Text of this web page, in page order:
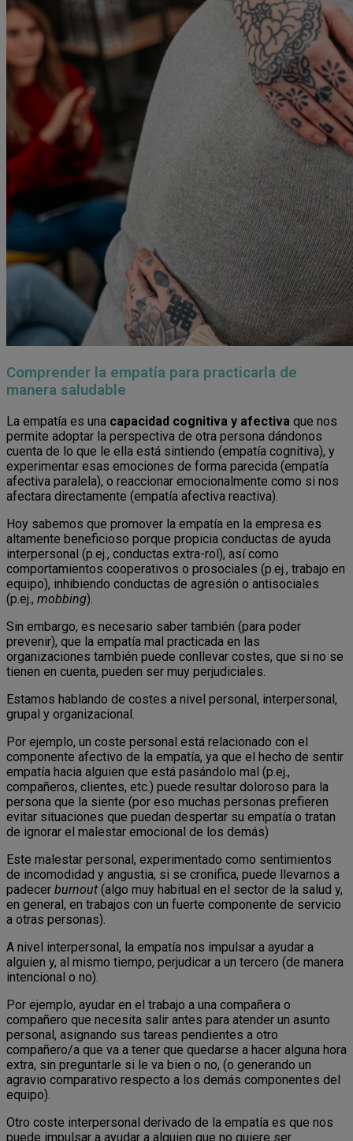
Comprender la empatía para practicarla de
manera saludable
La empatía es una capacidad cognitiva y afectiva que nos
permite adoptar la perspectiva de otra persona dándonos
cuenta de lo que le ella está sintiendo (empatía cognitiva), y
experimentar esas emociones de forma parecida (empatía
afectiva paralela), o reaccionar emocionalmente como si nos
afectara directamente (empatía afectiva reactiva).
Hoy sabemos que promover la empatía en la empresa es
altamente beneficioso porque propicia conductas de ayuda
interpersonal (p.ej., conductas extra-rol), así como
comportamientos cooperativos o prosociales (p.ej., trabajo en
equipo), inhibiendo conductas de agresión o antisociales
(p.ej., mobbing).
Sin embargo, es necesario saber también (para poder
prevenir), que la empatía mal practicada en las
organizaciones también puede conllevar costes, que si no se
tienen en cuenta, pueden ser muy perjudiciales.
Estamos hablando de costes a nivel personal, interpersonal,
grupal y organizacional.
Por ejemplo, un coste personal está relacionado con el
componente afectivo de la empatía, ya que el hecho de sentir
empatía hacia alguien que está pasándolo mal (p.ej.,
compañeros, clientes, etc.) puede resultar doloroso para la
persona que la siente (por eso muchas personas prefieren
evitar situaciones que puedan despertar su empatía o tratan
de ignorar el malestar emocional de los demás)
Este malestar personal, experimentado como sentimientos
de incomodidad y angustia, si se cronifica, puede llevarnos a
padecer burnout (algo muy habitual en el sector de la salud y,
en general, en trabajos con un fuerte componente de servicio
a otras personas).
A nivel interpersonal, la empatía nos impulsar a ayudar a
alguien y, al mismo tiempo, perjudicar a un tercero (de manera
intencional o no).
Por ejemplo, ayudar en el trabajo a una compañera o
compañero que necesita salir antes para atender un asunto
personal, asignando sus tareas pendientes a otro
compañero/a que va a tener que quedarse a hacer alguna hora
extra, sin preguntarle si le va bien o no, (o generando un
agravio comparativo respecto a los demás componentes del
equipo).
Otro coste interpersonal derivado de la empatía es que nos
puede impulsar a ayudar a alguien que no quiere ser